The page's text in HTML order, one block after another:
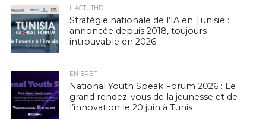
L'ACTUTHD
Stratégie nationale de l’IA en Tunisie :
annoncée depuis 2018, toujours
introuvable en 2026
EN BREF
National Youth Speak Forum 2026 : Le
grand rendez-vous de la jeunesse et de
l’innovation le 20 juin à Tunis